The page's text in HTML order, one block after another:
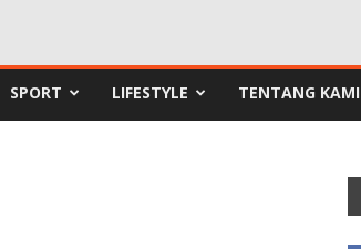
SPORT LIFESTYLE TENTANG KAMI